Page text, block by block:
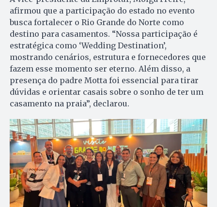
afirmou que a participação do estado no evento
busca fortalecer o Rio Grande do Norte como
destino para casamentos. “Nossa participação é
estratégica como ‘Wedding Destination’,
mostrando cenários, estrutura e fornecedores que
fazem esse momento ser eterno. Além disso, a
presença do padre Motta foi essencial para tirar
dúvidas e orientar casais sobre o sonho de ter um
casamento na praia”, declarou.